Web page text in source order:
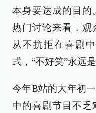
本身要达成的目的
热门讨论来看，
从不抗拒在喜剧
式，“不好笑”永远
今年B站的大年初
中的喜剧节目不乏